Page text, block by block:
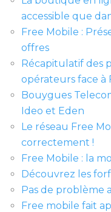
accessible que
Free Mobile :
offres
Récapitulatif des
opérateurs face à
Bouygues
Ideo et Eden
Le réseau Free
correctement !
Free Mobile : la
Découvrez les
Pas de problème
Free mobile fait